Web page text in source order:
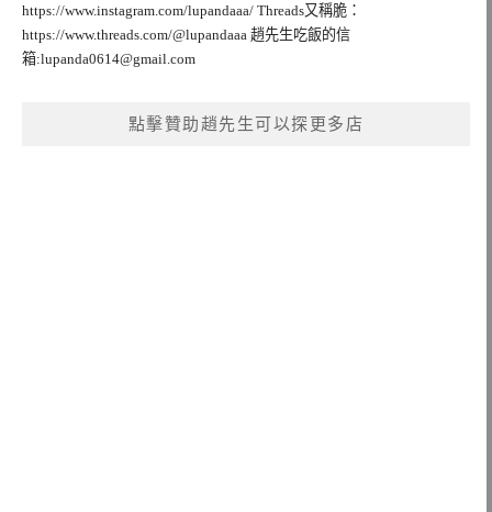
https://www.instagram.com/lupandaaa/ Threads又稱脆：
https://www.threads.com/@lupandaaa 趙先生吃飯的信
箱:lupanda0614@gmail.com
點擊贊助趙先生可以探更多店